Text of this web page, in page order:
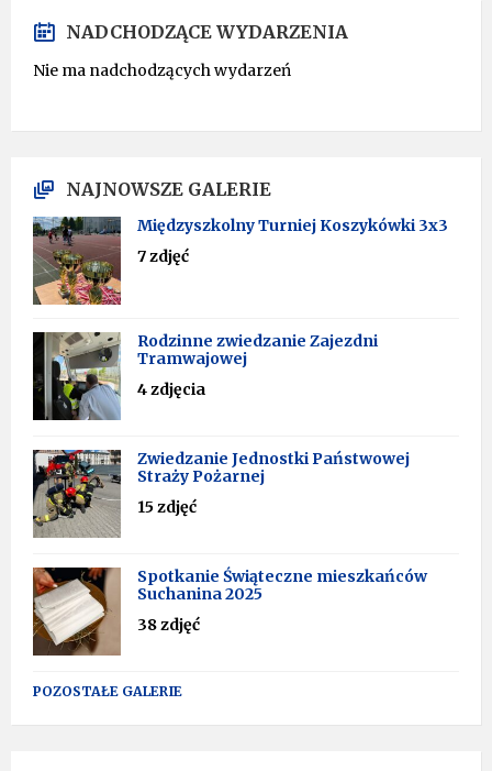
NADCHODZĄCE WYDARZENIA
Nie ma nadchodzących wydarzeń
NAJNOWSZE GALERIE
Międzyszkolny Turniej Koszykówki 3x3
7 zdjęć
Rodzinne zwiedzanie Zajezdni
Tramwajowej
4 zdjęcia
Zwiedzanie Jednostki Państwowej
Straży Pożarnej
15 zdjęć
Spotkanie Świąteczne mieszkańców
Suchanina 2025
38 zdjęć
POZOSTAŁE GALERIE